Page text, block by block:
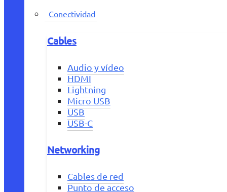
Conectividad
Cables
Audio y vídeo
HDMI
Lightning
Micro USB
USB
USB-C
Networking
Cables de red
Punto de acceso